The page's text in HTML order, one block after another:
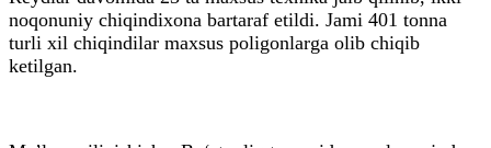
noqonuniy chiqindixona bartaraf etildi. Jami 401 tonna
turli xil chiqindilar maxsus poligonlarga olib chiqib
ketilgan.